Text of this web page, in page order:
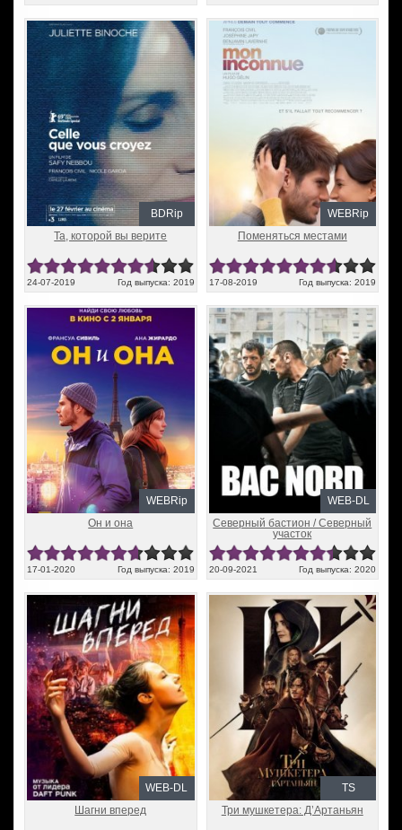
BDRip
Та, которой вы верите
24-07-2019 Год выпуска: 2019
WEBRip
Поменяться местами
17-08-2019 Год выпуска: 2019
WEBRip
Он и она
17-01-2020 Год выпуска: 2019
WEB-DL
Северный бастион / Северный
участок
20-09-2021 Год выпуска: 2020
WEB-DL
Шагни вперед
TS
Три мушкетера: Д’Артаньян